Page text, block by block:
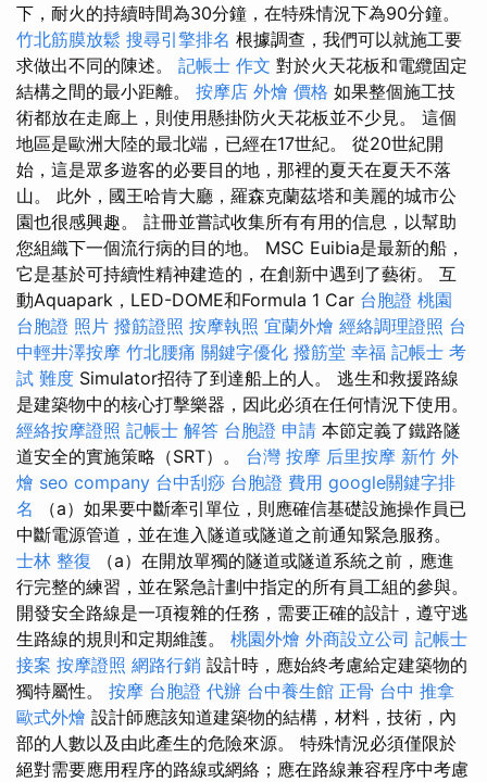
下，耐火的持續時間為30分鐘，在特殊情況下為90分鐘。
竹北筋膜放鬆 搜尋引擎排名 根據調查，我們可以就施工要
求做出不同的陳述。 記帳士 作文 對於火天花板和電纜固定
結構之間的最小距離。 按摩店 外燴 價格 如果整個施工技
術都放在走廊上，則使用懸掛防火天花板並不少見。 這個
地區是歐洲大陸的最北端，已經在17世紀。 從20世紀開
始，這是眾多遊客的必要目的地，那裡的夏天在夏天不落
山。 此外，國王哈肯大廳，羅森克蘭茲塔和美麗的城市公
園也很感興趣。 註冊並嘗試收集所有有用的信息，以幫助
您組織下一個流行病的目的地。 MSC Euibia是最新的船，
它是基於可持續性精神建造的，在創新中遇到了藝術。 互
動Aquapark，LED-DOME和Formula 1 Car 台胞證 桃園
台胞證 照片 撥筋證照 按摩執照 宜蘭外燴 經絡調理證照 台
中輕井澤按摩 竹北腰痛 關鍵字優化 撥筋堂 幸福 記帳士 考
試 難度 Simulator招待了到達船上的人。 逃生和救援路線
是建築物中的核心打擊樂器，因此必須在任何情況下使用。
經絡按摩證照 記帳士 解答 台胞證 申請 本節定義了鐵路隧
道安全的實施策略（SRT）。 台灣 按摩 后里按摩 新竹 外
燴 seo company 台中刮痧 台胞證 費用 google關鍵字排
名 （a）如果要中斷牽引單位，則應確信基礎設施操作員已
中斷電源管道，並在進入隧道或隧道之前通知緊急服務。
士林 整復 （a）在開放單獨的隧道或隧道系統之前，應進
行完整的練習，並在緊急計劃中指定的所有員工組的參與。
開發安全路線是一項複雜的任務，需要正確的設計，遵守逃
生路線的規則和定期維護。 桃園外燴 外商設立公司 記帳士
接案 按摩證照 網路行銷 設計時，應始終考慮給定建築物的
獨特屬性。 按摩 台胞證 代辦 台中養生館 正骨 台中 推拿
歐式外燴 設計師應該知道建築物的結構，材料，技術，內
部的人數以及由此產生的危險來源。 特殊情況必須僅限於
絕對需要應用程序的路線或網絡；應在路線兼容程序中考慮